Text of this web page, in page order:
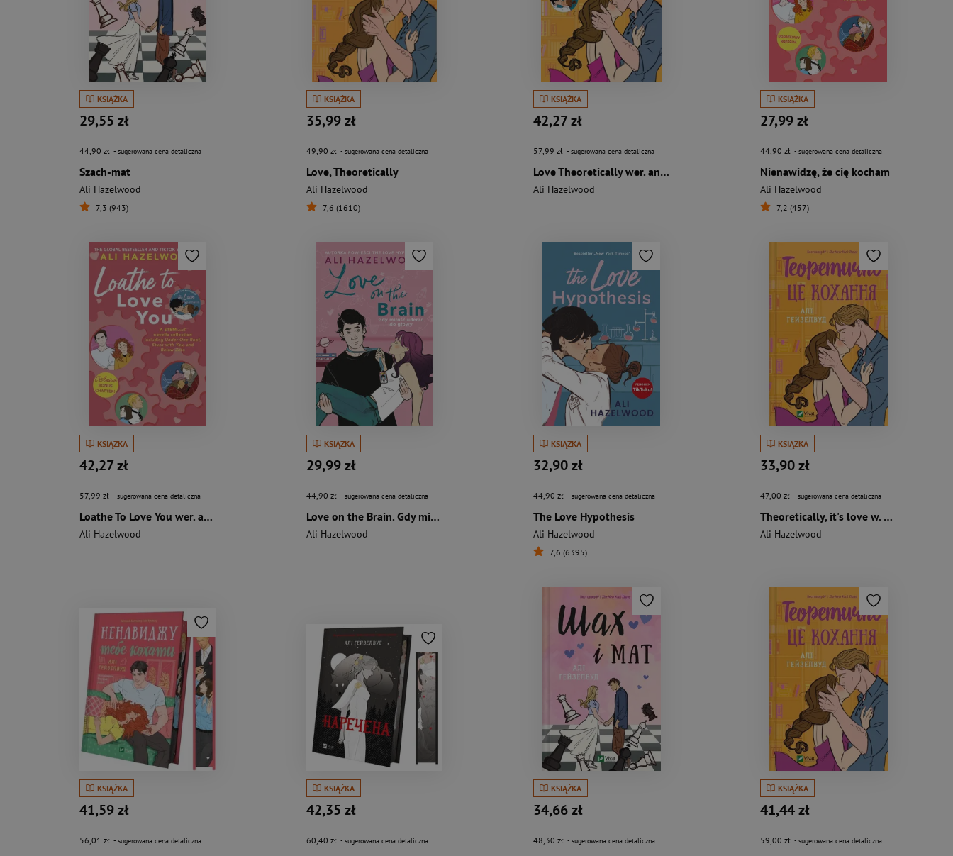
KSIĄŻKA
29,55 zł
44,90 zł - sugerowana cena detaliczna
Szach-mat
Ali Hazelwood
7,3 (943)
KSIĄŻKA
35,99 zł
49,90 zł - sugerowana cena detaliczna
Love, Theoretically
Ali Hazelwood
7,6 (1610)
KSIĄŻKA
42,27 zł
57,99 zł - sugerowana cena detaliczna
Love Theoretically wer. angielska
Ali Hazelwood
KSIĄŻKA
27,99 zł
44,90 zł - sugerowana cena detaliczna
Nienawidzę, że cię kocham
Ali Hazelwood
7,2 (457)
KSIĄŻKA
42,27 zł
57,99 zł - sugerowana cena detaliczna
Loathe To Love You wer. angielska
Ali Hazelwood
KSIĄŻKA
29,99 zł
44,90 zł - sugerowana cena detaliczna
Love on the Brain. Gdy miłość uderza do głowy
Ali Hazelwood
KSIĄŻKA
32,90 zł
44,90 zł - sugerowana cena detaliczna
The Love Hypothesis
Ali Hazelwood
7,6 (6395)
KSIĄŻKA
33,90 zł
47,00 zł - sugerowana cena detaliczna
Theoretically, it's love w. ukraińska
Ali Hazelwood
KSIĄŻKA
41,59 zł
56,01 zł - sugerowana cena detaliczna
KSIĄŻKA
42,35 zł
60,40 zł - sugerowana cena detaliczna
KSIĄŻKA
34,66 zł
48,30 zł - sugerowana cena detaliczna
KSIĄŻKA
41,44 zł
59,00 zł - sugerowana cena detaliczna